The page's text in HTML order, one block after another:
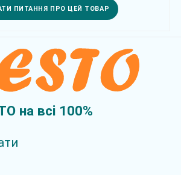
ПИТАННЯ ПРО ЦЕЙ ТОВАР
на всi 100%